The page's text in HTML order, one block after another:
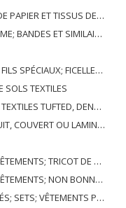
TISSUS DE FILS DE PAPIER
MATIERES TEXTILES SYNTHETIQUES
CORDES, CÂBLES ET ARTICLES ASSOCIÉS
SOLS TEXTILES
GARNITURES, BRODERIES
D'UN TYPE ADAPTÉ À L'USAGE INDUSTRIEL
TRICOT DE BONNETERIE
NON BONNETERIE
ET ARTICLES TEXTILES USÉS; RAGS